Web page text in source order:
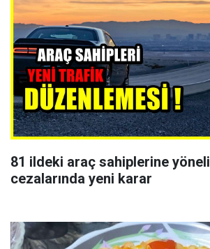
81 ildeki araç sahiplerine
cezalarında yeni karar